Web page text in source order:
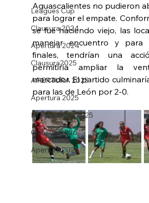
Leagues Cup
Clausura 2024
Apertura 2024
Clausura2025
APERTURA 2025
Apertura 2025
Leagues Cup 2025
Clausura2026
Apertura 2026
Aguascalientes no pudieron
para lograr el empate.
se fue haciendo viejo, las
manejar encuentro y para
finales, tendrían una
permitiría ampliar la
marcador. El partido
para las de León por 2-0.